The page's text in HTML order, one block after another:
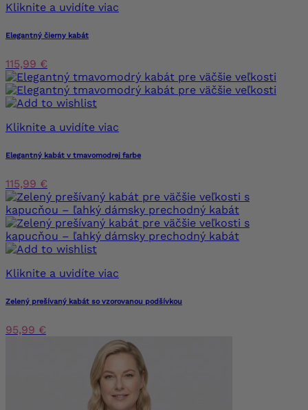
Kliknite a uvidíte viac
Elegantný čierny kabát
115,99 €
Kliknite a uvidíte viac
Elegantný kabát v tmavomodrej farbe
115,99 €
Kliknite a uvidíte viac
Zelený prešívaný kabát so vzorovanou podšívkou
95,99 €